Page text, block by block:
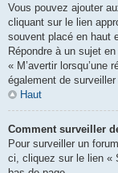
Vous pouvez ajouter
cliquant sur le lien
souvent placé en haut
Répondre à un sujet
« M’avertir lorsqu’une
également de surveiller
Haut
Comment surveiller
Pour surveiller un
ci, cliquez sur le lien «